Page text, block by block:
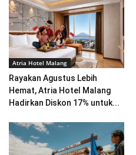
Atria Hotel Malang
Rayakan Agustus Lebih
Hemat, Atria Hotel Malang
Hadirkan Diskon 17% untuk...